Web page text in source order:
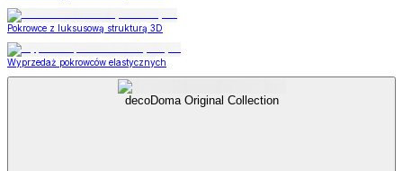
Pokrowce z luksusową strukturą 3D
Wyprzedaż pokrowców elastycznych
decoDoma Original Collection